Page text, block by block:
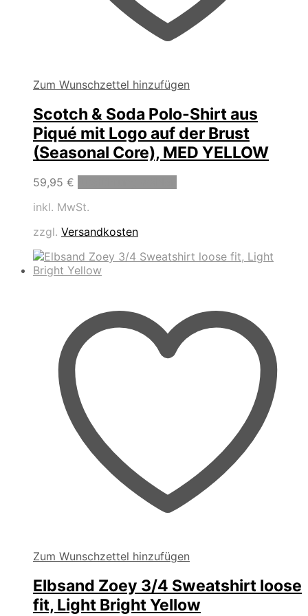
Zum Wunschzettel hinzufügen
Scotch & Soda Polo-Shirt aus
Piqué mit Logo auf der Brust
(Seasonal Core), MED YELLOW
59,95 €
auf.
Die
der
Produktseite
gewählt
inkl. MwSt.
zzgl. Versandkosten
Zum Wunschzettel hinzufügen
Elbsand Zoey 3/4 Sweatshirt loose
fit, Light Bright Yellow